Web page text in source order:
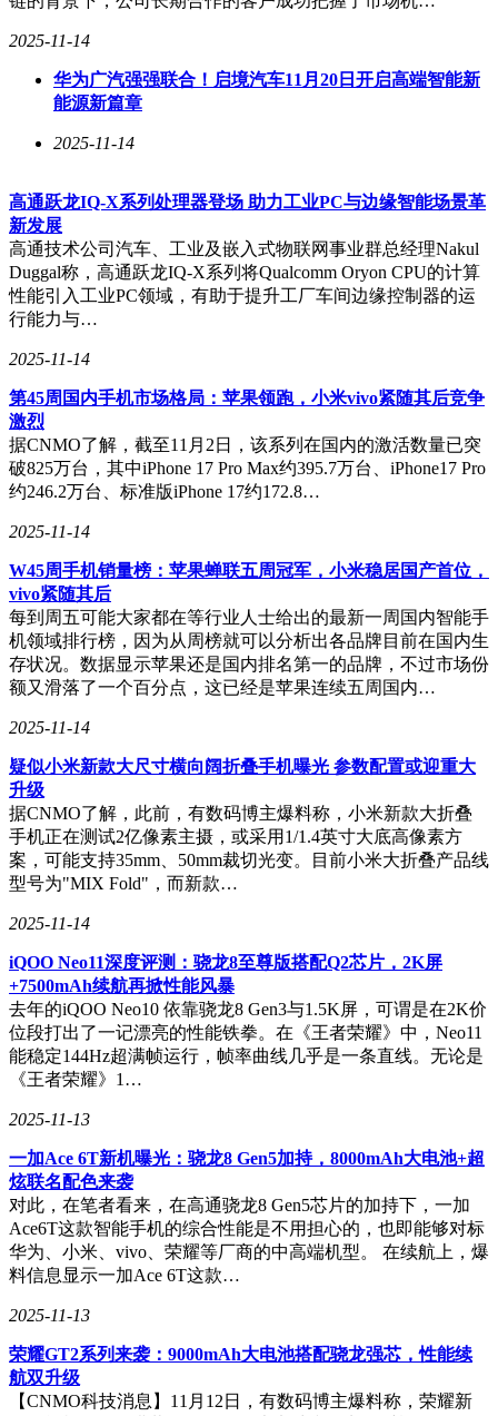
2025-11-14
华为广汽强强联合！启境汽车11月20日开启高端智能新
能源新篇章
2025-11-14
高通跃龙IQ-X系列处理器登场 助力工业PC与边缘智能场景革
新发展
高通技术公司汽车、工业及嵌入式物联网事业群总经理Nakul
Duggal称，高通跃龙IQ-X系列将Qualcomm Oryon CPU的计算
性能引入工业PC领域，有助于提升工厂车间边缘控制器的运
行能力与…
2025-11-14
第45周国内手机市场格局：苹果领跑，小米vivo紧随其后竞争
激烈
据CNMO了解，截至11月2日，该系列在国内的激活数量已突
破825万台，其中iPhone 17 Pro Max约395.7万台、iPhone17 Pro
约246.2万台、标准版iPhone 17约172.8…
2025-11-14
W45周手机销量榜：苹果蝉联五周冠军，小米稳居国产首位，
vivo紧随其后
每到周五可能大家都在等行业人士给出的最新一周国内智能手
机领域排行榜，因为从周榜就可以分析出各品牌目前在国内生
存状况。数据显示苹果还是国内排名第一的品牌，不过市场份
额又滑落了一个百分点，这已经是苹果连续五周国内…
2025-11-14
疑似小米新款大尺寸横向阔折叠手机曝光 参数配置或迎重大
升级
据CNMO了解，此前，有数码博主爆料称，小米新款大折叠
手机正在测试2亿像素主摄，或采用1/1.4英寸大底高像素方
案，可能支持35mm、50mm裁切光变。目前小米大折叠产品线
型号为"MIX Fold"，而新款…
2025-11-14
iQOO Neo11深度评测：骁龙8至尊版搭配Q2芯片，2K屏
+7500mAh续航再掀性能风暴
去年的iQOO Neo10 依靠骁龙8 Gen3与1.5K屏，可谓是在2K价
位段打出了一记漂亮的性能铁拳。在《王者荣耀》中，Neo11
能稳定144Hz超满帧运行，帧率曲线几乎是一条直线。无论是
《王者荣耀》1…
2025-11-13
一加Ace 6T新机曝光：骁龙8 Gen5加持，8000mAh大电池+超
炫联名配色来袭
对此，在笔者看来，在高通骁龙8 Gen5芯片的加持下，一加
Ace6T这款智能手机的综合性能是不用担心的，也即能够对标
华为、小米、vivo、荣耀等厂商的中高端机型。 在续航上，爆
料信息显示一加Ace 6T这款…
2025-11-13
荣耀GT2系列来袭：9000mAh大电池搭配骁龙强芯，性能续
航双升级
【CNMO科技消息】11月12日，有数码博主爆料称，荣耀新